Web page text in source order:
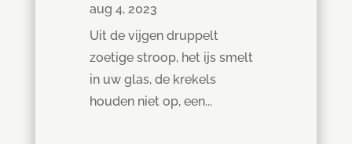
aug 4, 2023
Uit de vijgen druppelt
zoetige stroop, het ijs smelt
in uw glas, de krekels
houden niet op, een...